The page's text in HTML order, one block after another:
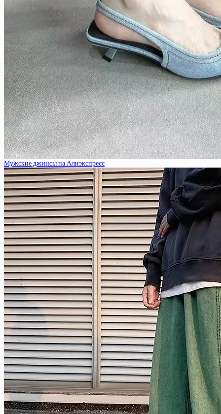
Мужские джинсы на Алиэкспресс